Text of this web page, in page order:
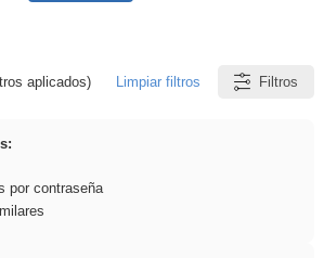
aplicados) Limpiar filtros Filtros
por contraseña